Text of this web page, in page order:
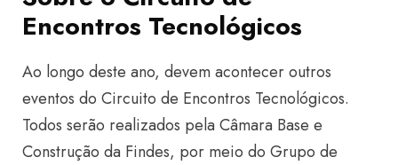
Encontros Tecnológicos
Ao longo deste ano, devem acontecer outros
eventos do Circuito de Encontros Tecnológicos.
Todos serão realizados pela Câmara Base e
Construção da Findes, por meio do Grupo de